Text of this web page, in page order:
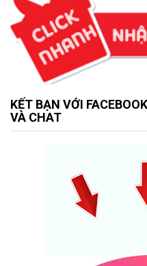
KẾT BẠN VỚI
VÀ CHAT